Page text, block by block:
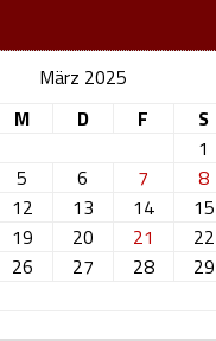
März 2025
M D F S
1
5 6 7 8
12 13 14 15
19 20 21 22
26 27 28 29